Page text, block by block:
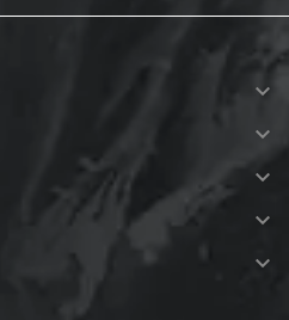




